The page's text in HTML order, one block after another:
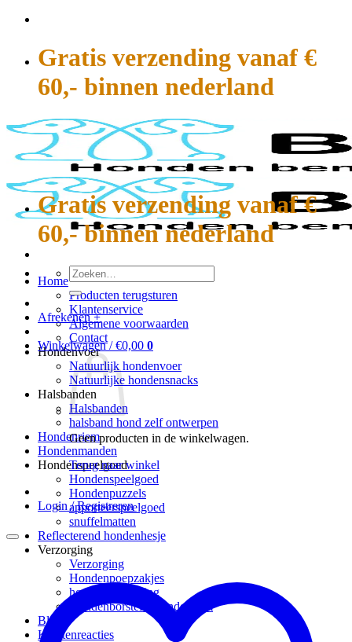
Gratis verzending vanaf €
60,- binnen nederland
Home
Producten terugsturen
Klantenservice
Algemene voorwaarden
Contact
Hondenvoer
Natuurlijk hondenvoer
Natuurlijke hondensnacks
Halsbanden
Halsbanden
halsband hond zelf ontwerpen
Hondenriem
Hondenmanden
Hondenspeelgoed
Hondenspeelgoed
Hondenpuzzels
apporteerspeelgoed
snuffelmatten
Reflecterend hondenhesje
Verzorging
Verzorging
Hondenpoepzakjes
hondenverzorging
Hondenborstel – hondenkam
Blog
Klantenreacties
Gratis verzending vanaf €
60,- binnen nederland
Zoeken
naar:
Afrekenen +
Winkelwagen /€0,00 0
Geen producten in de winkelwagen.
Terug naar winkel
Login / Registreren